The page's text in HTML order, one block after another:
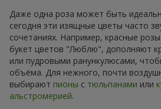
Даже одна роза может быть
сегодня эти изящные цветы часто
сочетаниях. Например, красные
букет цветов "Люблю", дополняют
или пудровыми ранункулюсами,
объёма. Для нежного, почти
выбирают пионы с тюльпанами или
альстромерией.